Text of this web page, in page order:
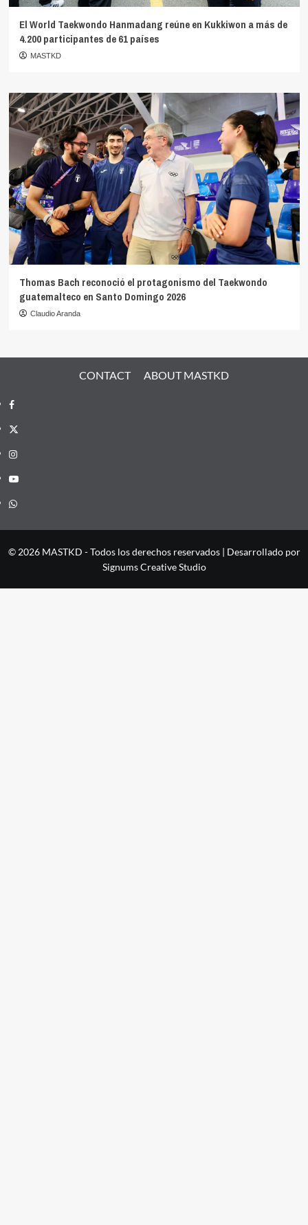
El World Taekwondo Hanmadang reúne en Kukkiwon a más de
4.200 participantes de 61 países
MASTKD
Thomas Bach reconoció el protagonismo del Taekwondo
guatemalteco en Santo Domingo 2026
Claudio Aranda
CONTACT ABOUT MASTKD
Facebook
X
Instagram
YouTube
Whatsapp